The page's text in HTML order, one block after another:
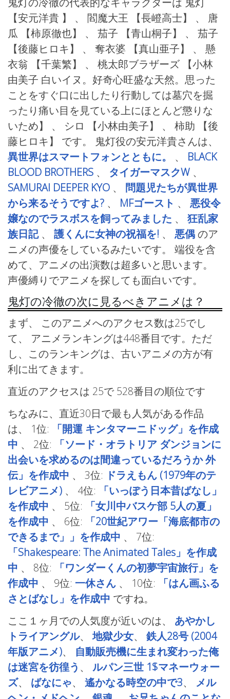
【安元洋貴 】 、 閻魔大王
【長嶝高士】 、 唐
瓜
【柿原徹也】 、 茄子
【青山桐子】 、 茄子
【後藤ヒロキ】 、 奪衣婆
【真山亜子】 、 懸
衣翁
【千葉繁】 、 桃太郎ブラザーズ
【小林
由美子 白いイヌ。好奇心旺盛な天然。思った
ことをすぐ口に出したり行動しては墓穴を掘
ったり痛い目を見ている上にほとんど懲りな
いため】 、 シロ
【小林由美子】 、 柿助
【後
藤ヒロキ】 です。 鬼灯役の安元洋貴さんは、
異世界はスマートフォンとともに。
、 BLACK
BLOOD BROTHERS 、 タイガーマスクW 、
SAMURAI DEEPER KYO 、 問題児たちが異世界
から来るそうですよ? 、 MFゴースト 、 悪役令
嬢なのでラスボスを飼ってみました 、 狂乱家
族日記、 護くんに女神の祝福を! 、 悪偶のア
ニメの声優をしているみたいです。 端役を含
めて、アニメの出演数は超多いと思います。
声優縛りでアニメを探しても面白いです。
鬼灯の冷徹の次に見るべきアニメは？
まず、 このアニメへのアクセス数は25でし
て、 アニメランキングは448番目です。ただ
し、このランキングは、古いアニメの方が有
利に出てきます。
直近のアクセスは 25で528番目の順位です
ちなみに、直近30日で最も人気がある作品
は、 1位:
「開運 キンタマーニドッグ」を作成
中 、 2位:
「ソード・オラトリア ダンジョンに
出会いを求めるのは間違っているだろうか 外
伝」を作成中 、 3位: ドラえもん (1979年のテ
レビアニメ) 、 4位:
「いっぽう日本昔ばなし」
を作成中 、 5位:
「女川中バスケ部 5人の夏」
を作成中 、 6位:
「20世紀アワー「海底都市の
できるまで」」を作成中 、 7位:
「Shakespeare: The Animated Tales」を作成
中 、 8位:
「ワンダーくんの初夢宇宙旅行」を
作成中 、 9位: 一休さん 、 10位:
「はん画ふる
さとばなし」を作成中 ですね。
ここ１ヶ月での人気度が近いのは、 あやかし
トライアングル、地獄少女、 鉄人28号 (2004
年版アニメ)、 自動販売機に生まれ変わった俺
は迷宮を彷徨う 、 ルパン三世 1$マネーウォー
ズ、 ばなにゃ、 遙かなる時空の中で3、 メル